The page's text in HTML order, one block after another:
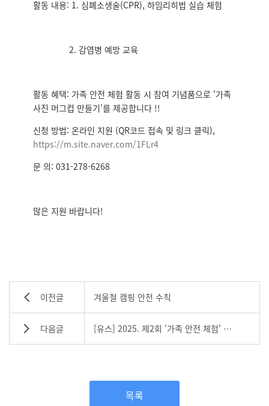
활동 내용: 1. 심폐소생술(CPR), 하임리히법 실습 체험
2. 감염병 예방 교육
활동 혜택: 가족 안전 체험 활동 시 참여 기념품으로 '가족
사진 머그컵 만들기'를 제공합니다 !!
신청 방법: 온라인 지원 (QR코드 접속 및 링크 클릭),
https://m.site.naver.com/1FLr4
문 의: 031-278-6268
많은 지원 바랍니다!
이전글 겨울철 캠핑 안전 수칙
다음글 [유스] 2025. 제2회 '가족 안전 체험' 참가자 모집(5월10일)
목록